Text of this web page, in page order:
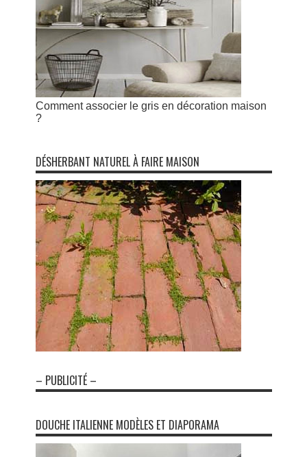
Comment associer le gris en décoration maison
?
DÉSHERBANT NATUREL À FAIRE MAISON
– PUBLICITÉ –
DOUCHE ITALIENNE MODÈLES ET DIAPORAMA